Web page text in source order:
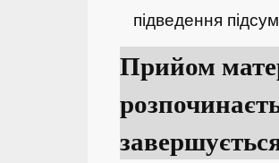
підведення
Прийом